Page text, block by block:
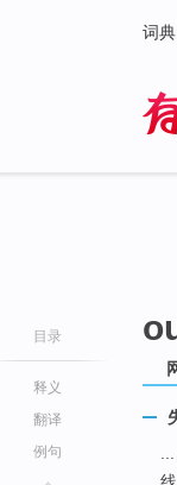
词典
目录
释义
翻译
例句